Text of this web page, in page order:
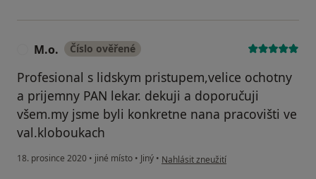
M.o. Číslo ověřené
Profesional s lidskym pristupem,velice ochotny
a prijemny PAN lekar. dekuji a doporučuji
všem.my jsme byli konkretne nana pracovišti ve
val.kloboukach
18. prosince 2020 • jiné místo • Jiný • podle názoru uživatele M.o.
Nahlásit zneužití